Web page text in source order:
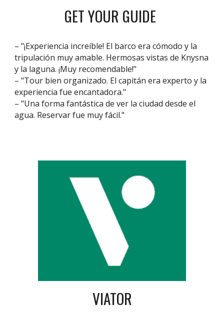
GET YOUR GUIDE
– "¡Experiencia increíble! El barco era cómodo y la
tripulación muy amable. Hermosas vistas de Knysna
y la laguna. ¡Muy recomendable!"
– "Tour bien organizado. El capitán era experto y la
experiencia fue encantadora."
– "Una forma fantástica de ver la ciudad desde el
agua. Reservar fue muy fácil."
VIATOR